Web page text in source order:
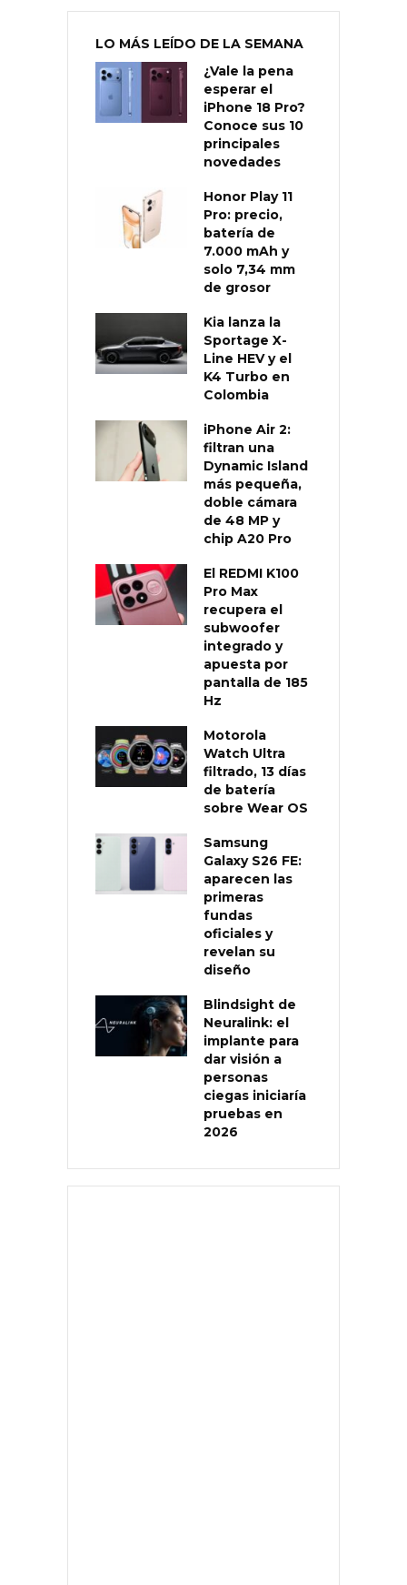
LO MÁS LEÍDO DE LA SEMANA
¿Vale la pena
esperar el
iPhone 18 Pro?
Conoce sus 10
principales
novedades
Honor Play 11
Pro: precio,
batería de
7.000 mAh y
solo 7,34 mm
de grosor
Kia lanza la
Sportage X-
Line HEV y el
K4 Turbo en
Colombia
iPhone Air 2:
filtran una
Dynamic Island
más pequeña,
doble cámara
de 48 MP y
chip A20 Pro
El REDMI K100
Pro Max
recupera el
subwoofer
integrado y
apuesta por
pantalla de 185
Hz
Motorola
Watch Ultra
filtrado, 13 días
de batería
sobre Wear OS
Samsung
Galaxy S26 FE:
aparecen las
primeras
fundas
oficiales y
revelan su
diseño
Blindsight de
Neuralink: el
implante para
dar visión a
personas
ciegas iniciaría
pruebas en
2026